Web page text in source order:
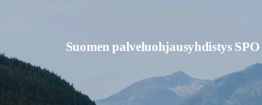
Suomen palveluohjausyhdistys